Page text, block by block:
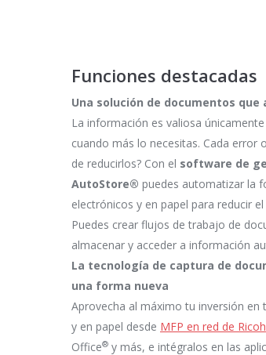
Funciones destacadas
Una solución de documentos
La información es valiosa
cuando más lo necesitas. Cada
de reducirlos? Con el software de
AutoStore® puedes automatizar la
electrónicos y en papel para reducir
Puedes crear flujos de trabajo de
almacenar y acceder a información
La tecnología de captura de
una forma nueva
Aprovecha al máximo tu inversión
y en papel desde MFP en red de Ricoh
Office® y más, e intégralos en las